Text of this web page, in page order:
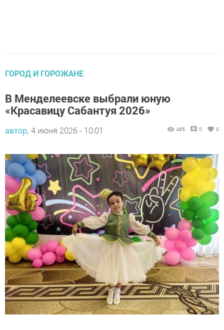
ГОРОД И ГОРОЖАНЕ
В Менделеевске выбрали юную
«Красавицу Сабантуя 2026»
автор, 4 июня 2026 - 10:01 485 0 0